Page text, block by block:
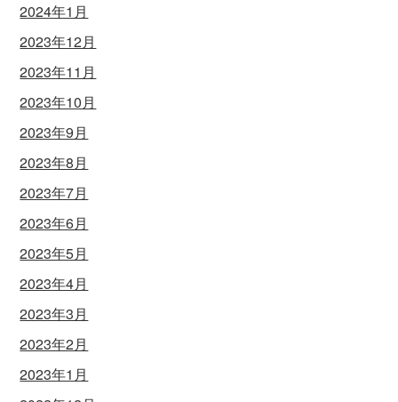
2024年1月
2023年12月
2023年11月
2023年10月
2023年9月
2023年8月
2023年7月
2023年6月
2023年5月
2023年4月
2023年3月
2023年2月
2023年1月